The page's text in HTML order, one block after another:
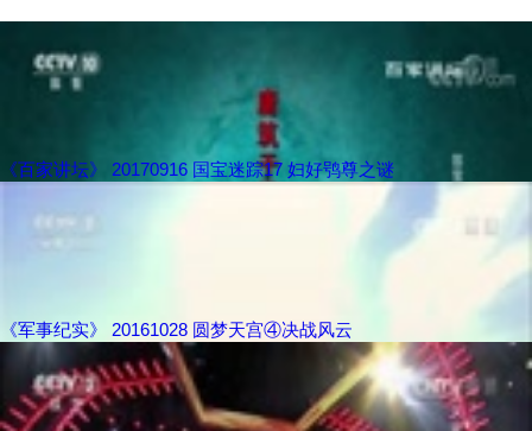
《百家讲坛》 20170916 国宝迷踪17 妇好鸮尊之谜
《军事纪实》 20161028 圆梦天宫④决战风云